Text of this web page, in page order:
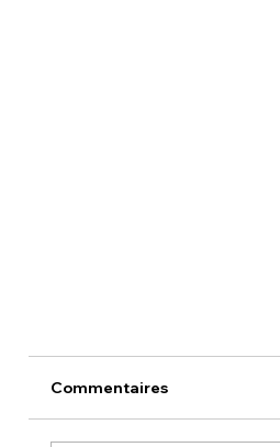
Commentaires